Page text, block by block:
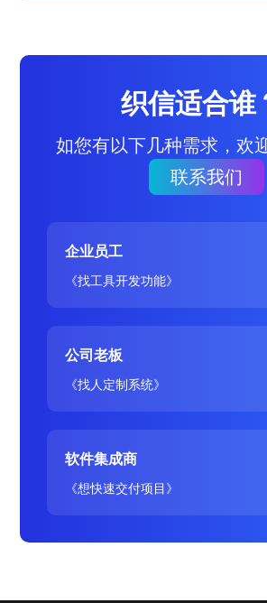
织信适合谁
如您有以下几种需求，欢
联系我们
企业员工
《找工具开发功能》
公司老板
《找人定制系统》
软件集成商
《想快速交付项目》